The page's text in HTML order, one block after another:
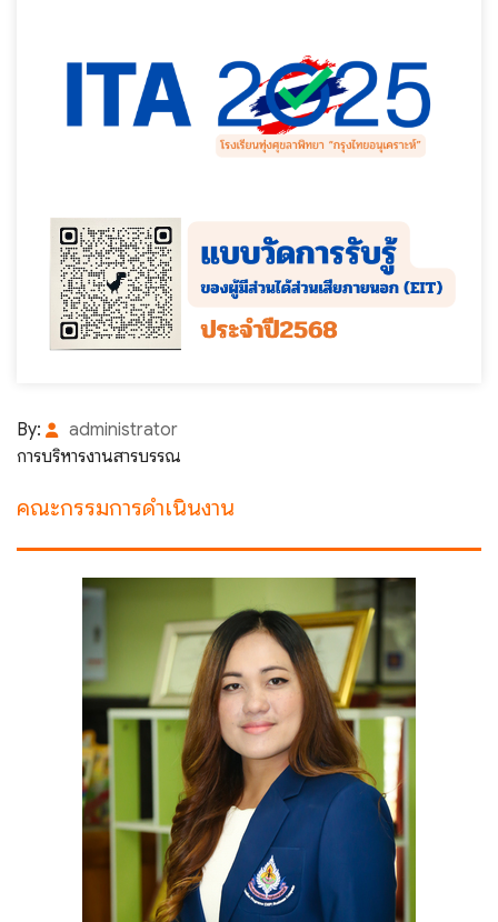
By:
administrator
การบริหารงานสารบรรณ
คณะกรรมการดำเนินงาน